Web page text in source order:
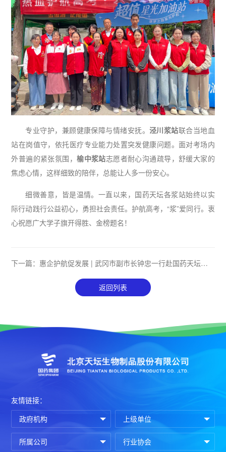
专业守护，兼顾健康保障与情绪安抚。泾川浆站联合当地血
站在岗值守，依托医疗专业能力处置突发健康问题。面对考场内
外普遍的紧张氛围，榆中浆站志愿者耐心沟通疏导，舒缓大家的
焦虑心情，这样细致的陪伴，总能让人多一份安心。
细微善意，皆是温情。一直以来，国药天坛各浆站始终以实
际行动践行公益初心，勇担社会责任。护航高考，“浆”爱同行。衷
心祝愿广大学子旗开得胜、金榜题名！
返回列表
下一篇： 惠企护航促发展 | 武冈市副市长钟忠一行赴国药天坛武
友情链接：